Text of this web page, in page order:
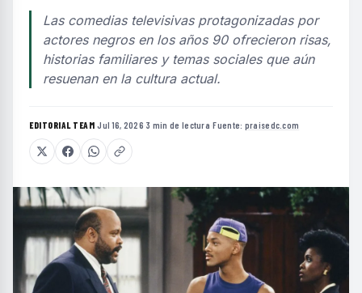
Las comedias televisivas protagonizadas por
actores negros en los años 90 ofrecieron risas,
historias familiares y temas sociales que aún
resuenan en la cultura actual.
EDITORIAL TEAM·Jul 16, 2026·3 min de lectura·Fuente: praisedc.com